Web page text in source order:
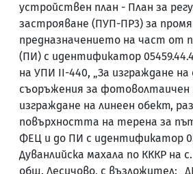
устройствен план - План за
застрояване (ПУП-ПР3) за
предназначението на част от
(ПИ) с идентификатор
на УПИ II-440, „За изграждане на
съоръжения за фотоволтаичен
изграждане на линеен обект,
повърхността на терена за
ФЕЦ и до ПИ с идентификатор
Дуванлийска махала по КККР на
общ. Лесичово, с възложител: